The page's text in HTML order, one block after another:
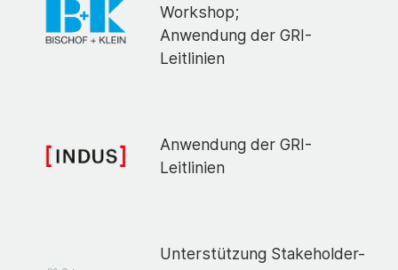
Workshop;
Anwendung der GRI-
Leitlinien
Anwendung der GRI-
Leitlinien
Unterstützung Stakeholder-